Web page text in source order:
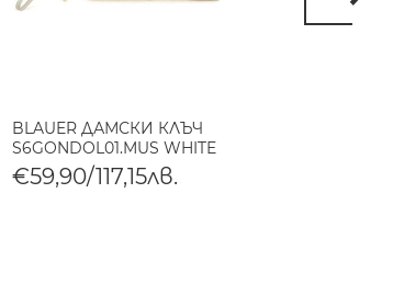
BLAUER ДАМСКИ КЛЪЧ
S6GONDOL01.MUS WHITE
€59,90/117,15лв.